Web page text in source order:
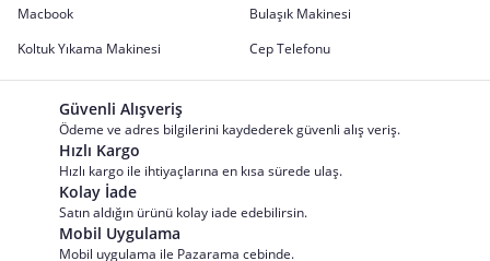
Macbook
Bulaşık Makinesi
Koltuk Yıkama Makinesi
Cep Telefonu
Güvenli Alışveriş
Ödeme ve adres bilgilerini kaydederek güvenli alış veriş.
Hızlı Kargo
Hızlı kargo ile ihtiyaçlarına en kısa sürede ulaş.
Kolay İade
Satın aldığın ürünü kolay iade edebilirsin.
Mobil Uygulama
Mobil uygulama ile Pazarama cebinde.